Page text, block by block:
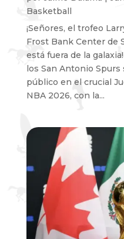
Basketball
¡Señores, el trofeo
Frost Bank Center de
está fuera de la
los San Antonio Spurs
público en el crucial
NBA 2026, con la...